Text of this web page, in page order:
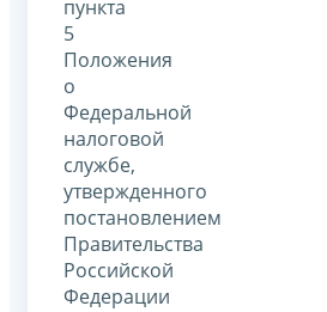
пункта
5
Положения
о
Федеральной
налоговой
службе,
утвержденного
постановлением
Правительства
Российской
Федерации